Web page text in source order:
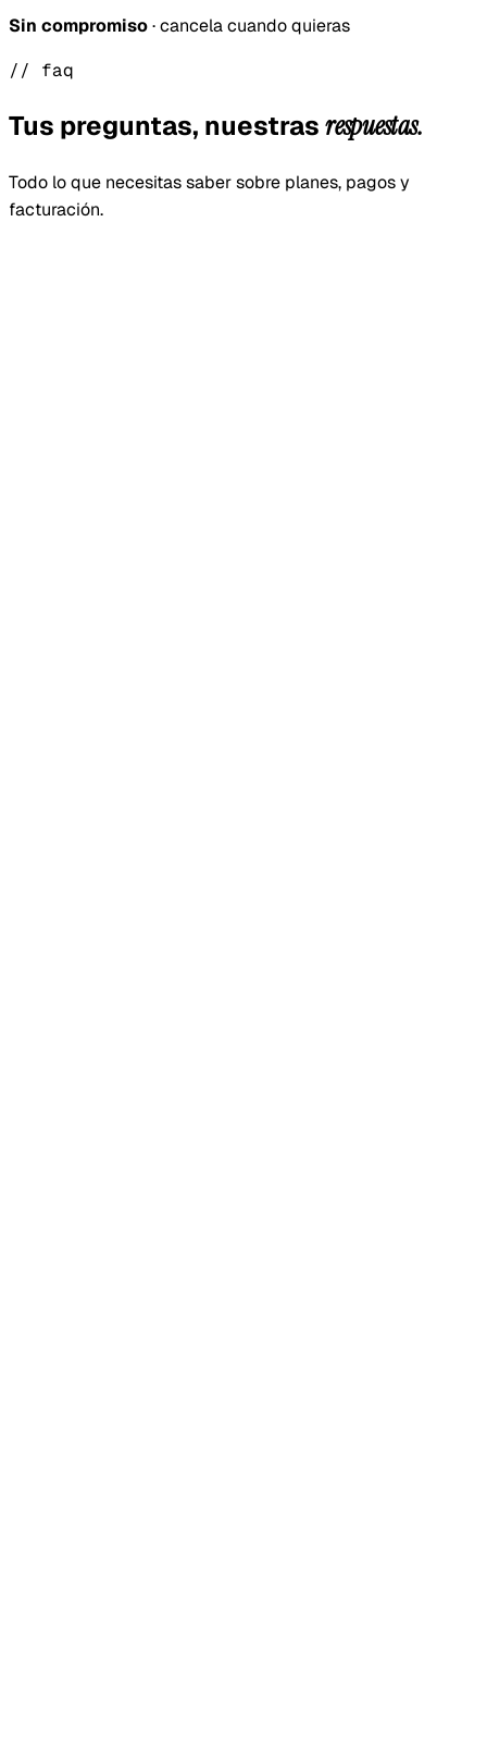
Sin compromiso· cancela cuando quieras
// faq
Tus preguntas, nuestrasrespuestas.
Todo lo que necesitas saber sobre planes, pagos y
facturación.